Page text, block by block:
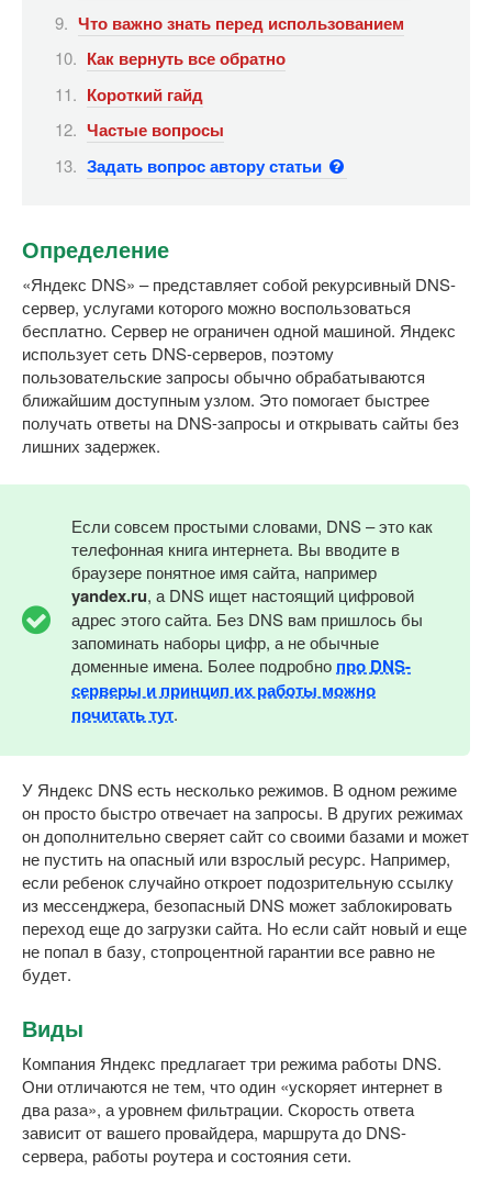
Что важно знать перед использованием
Как вернуть все обратно
Короткий гайд
Частые вопросы
Задать вопрос автору статьи
Определение
«Яндекс DNS» – представляет собой рекурсивный DNS-
сервер, услугами которого можно воспользоваться
бесплатно. Сервер не ограничен одной машиной. Яндекс
использует сеть DNS-серверов, поэтому
пользовательские запросы обычно обрабатываются
ближайшим доступным узлом. Это помогает быстрее
получать ответы на DNS-запросы и открывать сайты без
лишних задержек.
Если совсем простыми словами, DNS – это как
телефонная книга интернета. Вы вводите в
браузере понятное имя сайта, например
yandex.ru, а DNS ищет настоящий цифровой
адрес этого сайта. Без DNS вам пришлось бы
запоминать наборы цифр, а не обычные
доменные имена. Более подробно про DNS-
серверы и принцип их работы можно
почитать тут.
У Яндекс DNS есть несколько режимов. В одном режиме
он просто быстро отвечает на запросы. В других режимах
он дополнительно сверяет сайт со своими базами и может
не пустить на опасный или взрослый ресурс. Например,
если ребенок случайно откроет подозрительную ссылку
из мессенджера, безопасный DNS может заблокировать
переход еще до загрузки сайта. Но если сайт новый и еще
не попал в базу, стопроцентной гарантии все равно не
будет.
Виды
Компания Яндекс предлагает три режима работы DNS.
Они отличаются не тем, что один «ускоряет интернет в
два раза», а уровнем фильтрации. Скорость ответа
зависит от вашего провайдера, маршрута до DNS-
сервера, работы роутера и состояния сети.